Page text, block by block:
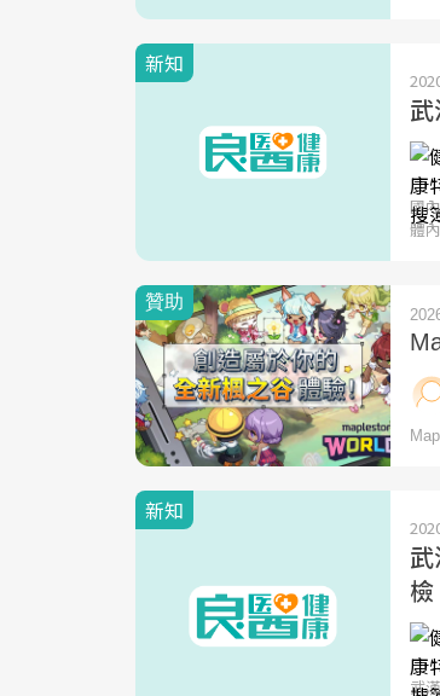
新知
國
體
新知
檢
武